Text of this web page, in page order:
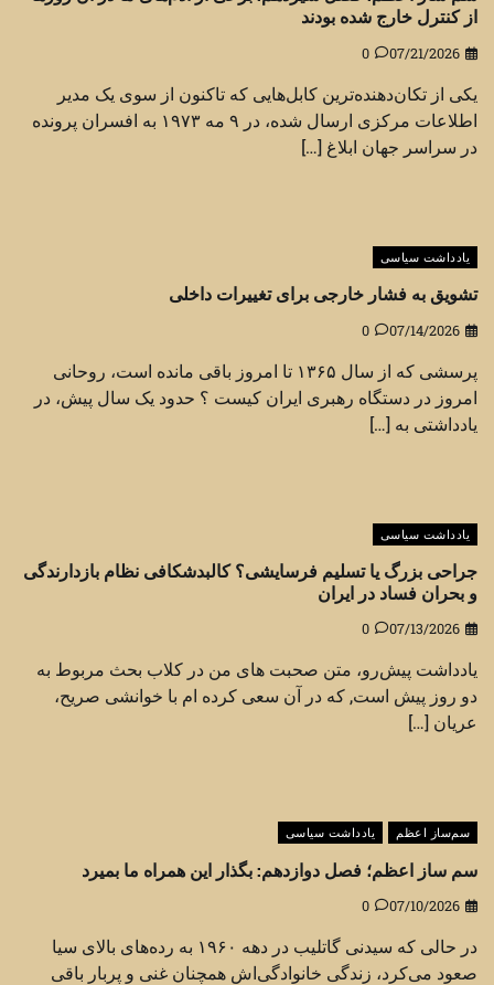
از کنترل خارج شده بودند
07/21/2026
0
یکی از تکان‌دهنده‌ترین کابل‌هایی که تاکنون از سوی یک مدیر
اطلاعات مرکزی ارسال شده، در ۹ مه ۱۹۷۳ به افسران پرونده
در سراسر جهان ابلاغ […]
یادداشت سیاسی
تشویق به فشار خارجی برای تغییرات داخلی
07/14/2026
0
پرسشی که از سال ۱۳۶۵ تا امروز باقی مانده است، روحانی
امروز در دستگاه رهبری ایران کیست ؟ حدود یک سال پیش، در
یادداشتی به […]
یادداشت سیاسی
جراحی بزرگ یا تسلیم فرسایشی؟ کالبدشکافی نظام بازدارندگی
و بحران فساد در ایران
07/13/2026
0
یادداشت پیش‌رو، متن صحبت های من در کلاب بحث مربوط به
دو روز پیش است, که در آن سعی کرده ام با خوانشی صریح،
عریان […]
سم‌ساز اعظم یادداشت سیاسی
سم ساز اعظم؛ فصل دوازدهم: بگذار این همراه ما بمیرد
07/10/2026
0
در حالی که سیدنی گاتلیب در دهه ۱۹۶۰ به رده‌های بالای سیا
صعود می‌کرد، زندگی خانوادگی‌اش همچنان غنی و پربار باقی